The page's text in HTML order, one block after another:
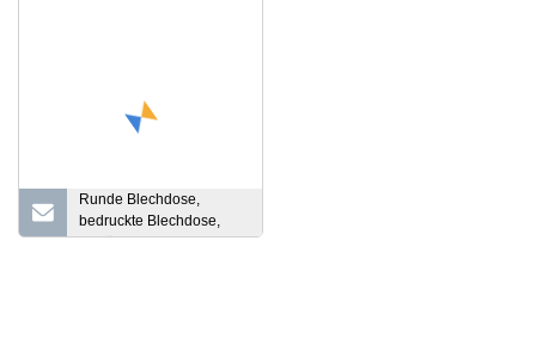
Verpackungsdose
Runde Blechdose,
bedruckte Blechdose,
Parfüm- und